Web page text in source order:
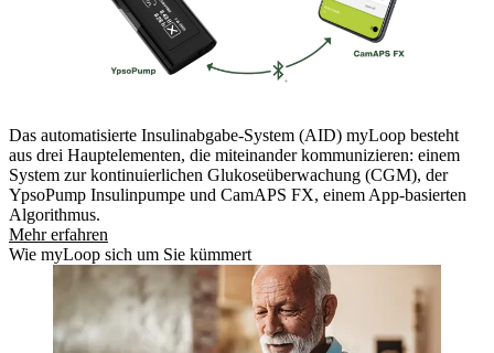
Das automatisierte Insulinabgabe-System (AID) myLoop besteht
aus drei Hauptelementen, die miteinander kommunizieren: einem
System zur kontinuierlichen Glukoseüberwachung (CGM), der
YpsoPump Insulinpumpe und CamAPS FX, einem App-basierten
Algorithmus.
Mehr erfahren
Wie myLoop sich um Sie kümmert